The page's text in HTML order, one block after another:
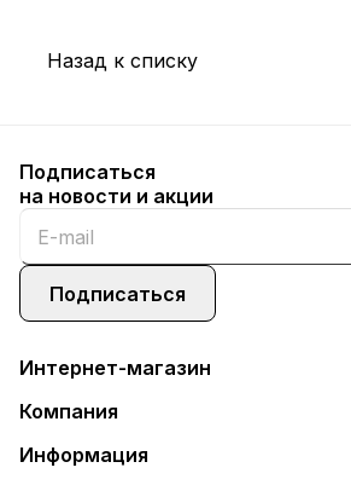
Назад к списку
Подписаться
на новости и акции
Подписаться
Интернет-магазин
Компания
Информация